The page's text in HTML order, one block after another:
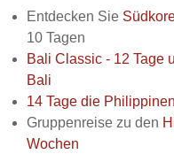
Entdecken Sie
10 Tagen
Bali Classic - 12 Tage
Bali
14 Tage die
Gruppenreise zu den
Wochen